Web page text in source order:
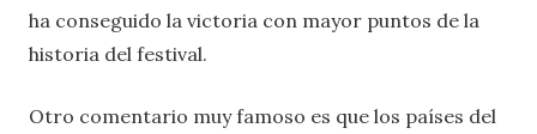
ha conseguido la victoria con mayor puntos de la
historia del festival.
Otro comentario muy famoso es que los países del